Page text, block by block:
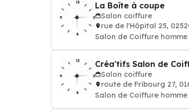
La Boîte à coupe
Salon coiffure
rue de l'Hôpital 25,
Salon de Coiffure
Créa'tifs Salon de
Salon coiffure
route de Fribourg 27,
Salon de Coiffure